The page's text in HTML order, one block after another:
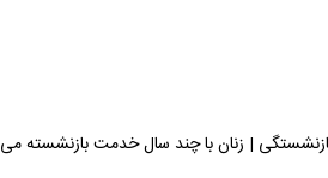
| زنان با چند سال خدمت بازنشسته می